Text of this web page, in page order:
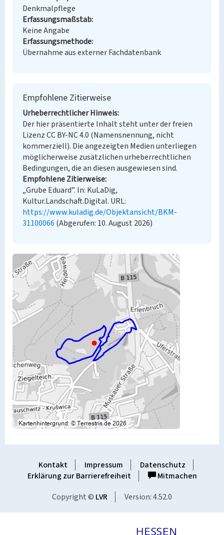
Denkmalpflege
Erfassungsmaßstab
Keine Angabe
Erfassungsmethode
Übernahme aus externer Fachdatenbank
Empfohlene Zitierweise
Urheberrechtlicher Hinweis
Der hier präsentierte Inhalt steht unter der freien
Lizenz CC BY-NC 4.0 (Namensnennung, nicht
kommerziell). Die angezeigten Medien unterliegen
möglicherweise zusätzlichen urheberrechtlichen
Bedingungen, die an diesen ausgewiesen sind.
Empfohlene Zitierweise
„Grube Eduard”. In: KuLaDig,
Kultur.Landschaft.Digital. URL:
https://www.kuladig.de/Objektansicht/BKM-
31100066 (Abgerufen: 10. August 2026)
Kontakt Impressum
Datenschutz
Erklärung zur Barrierefreiheit
Mitmachen
Copyright © LVR Version: 4.52.0